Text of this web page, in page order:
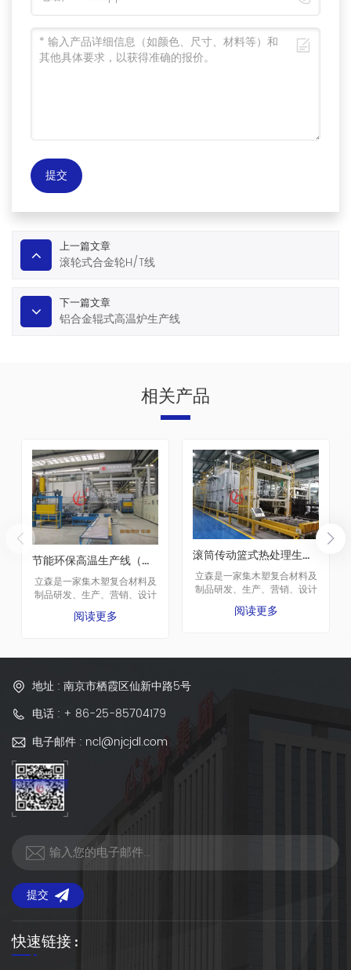
提交
上一篇文章
滚轮式合金轮H/T线
下一篇文章
铝合金辊式高温炉生产线
相关产品
节能环保高温生产线（无料框式）
立森是一家集木塑复合材料及
制品研发、生产、营销、设计
及应用为一体的高新技术企
业。
阅读更多
滚筒传动篮式热处理生产线
立森是一家集木塑复合材料及
制品研发、生产、营销、设计
及应用为一体的高新技术企
业。
阅读更多
地址 : 南京市栖霞区仙新中路5号
电话 : + 86-25-85704179
电子邮件 : ncl@njcjdl.com
提交
快速链接 :